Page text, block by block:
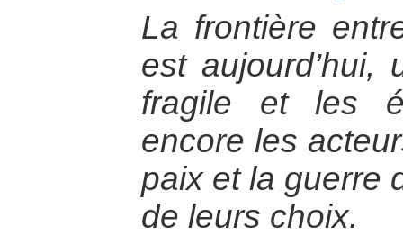
La frontière
est
fragile et les
encore les
paix et la guerre
de leurs choix.